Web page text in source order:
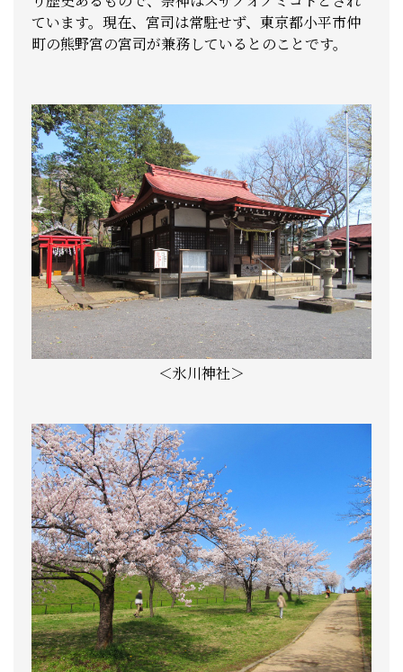
ています。現在、宮司は常駐せず、東京都小平市仲
町の熊野宮の宮司が兼務しているとのことです。
＜氷川神社＞